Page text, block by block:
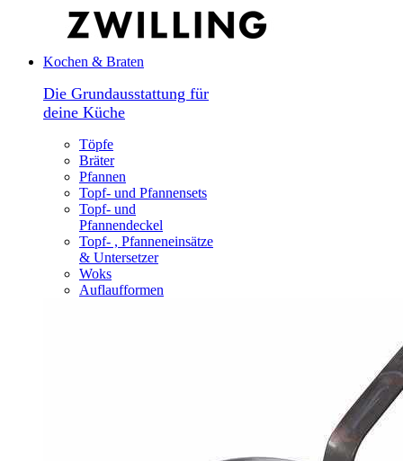
Kochen & Braten
Die Grundausstattung für
deine Küche
Töpfe
Bräter
Pfannen
Topf- und Pfannensets
Topf- und
Pfannendeckel
Topf- , Pfanneneinsätze
& Untersetzer
Woks
Auflaufformen